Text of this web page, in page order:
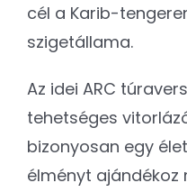
cél a Karib-
szigetállama.
Az idei ARC
tehetséges
bizonyosan egy
élményt